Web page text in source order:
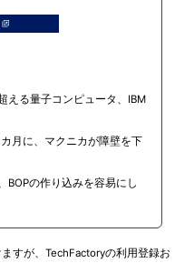
える量子コンピュータ、IBM
月に、マクニカが障壁を下
の作り込みを容易にし
すが、TechFactoryの利用登録お